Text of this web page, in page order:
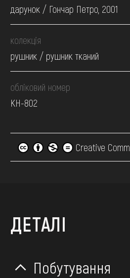
дарунок / Гончар Петро, 2001
колекція
рушник / рушник тканий
обліковий номер
КН-802
Creative
ДЕТАЛІ
Побутування